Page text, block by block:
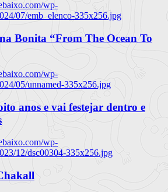
wp-
07/emb_elenco-335x256.jpg
Bonita “From The Ocean To
wp-
05/unnamed-335x256.jpg
anos e vai festejar dentro e
wp-
12/dsc00304-335x256.jpg